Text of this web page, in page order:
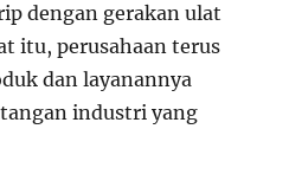
dengan gerakan ulat
itu, perusahaan terus
dan layanannya
industri yang